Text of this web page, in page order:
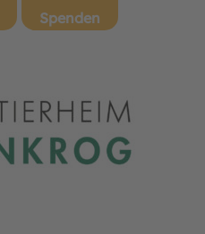
Spenden